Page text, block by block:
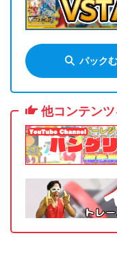
パック
他コンテンツ